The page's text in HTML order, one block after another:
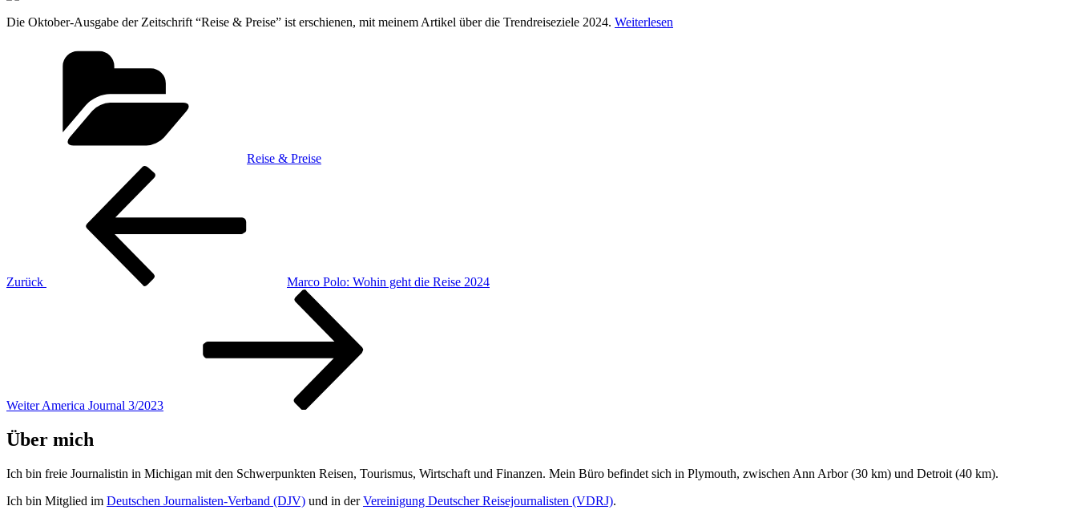
Die Oktober-Ausgabe der Zeitschrift “Reise & Preise” ist erschienen, mit meinem Artikel über die Trendreiseziele 2024. Weiterlesen
Reise & Preise
Beitragsnavigation
Zurück
Marco Polo: Wohin geht die Reise 2024
Weiter America Journal 3/2023
Über mich
Ich bin freie Journalistin in Michigan mit den Schwerpunkten Reisen, Tourismus, Wirtschaft und Finanzen. Mein Büro befindet sich in Plymouth, zwischen Ann Arbor (30 km) und Detroit (40 km).
Ich bin Mitglied im Deutschen Journalisten-Verband (DJV) und in derVereinigung Deutscher Reisejournalisten (VDRJ).